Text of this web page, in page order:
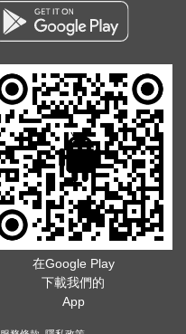
在Google Play
下載我們的
App